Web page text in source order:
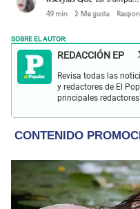
SOBRE EL AUTOR:
REDACCIÓN EP
Revisa todas las
y redactores de El
principales